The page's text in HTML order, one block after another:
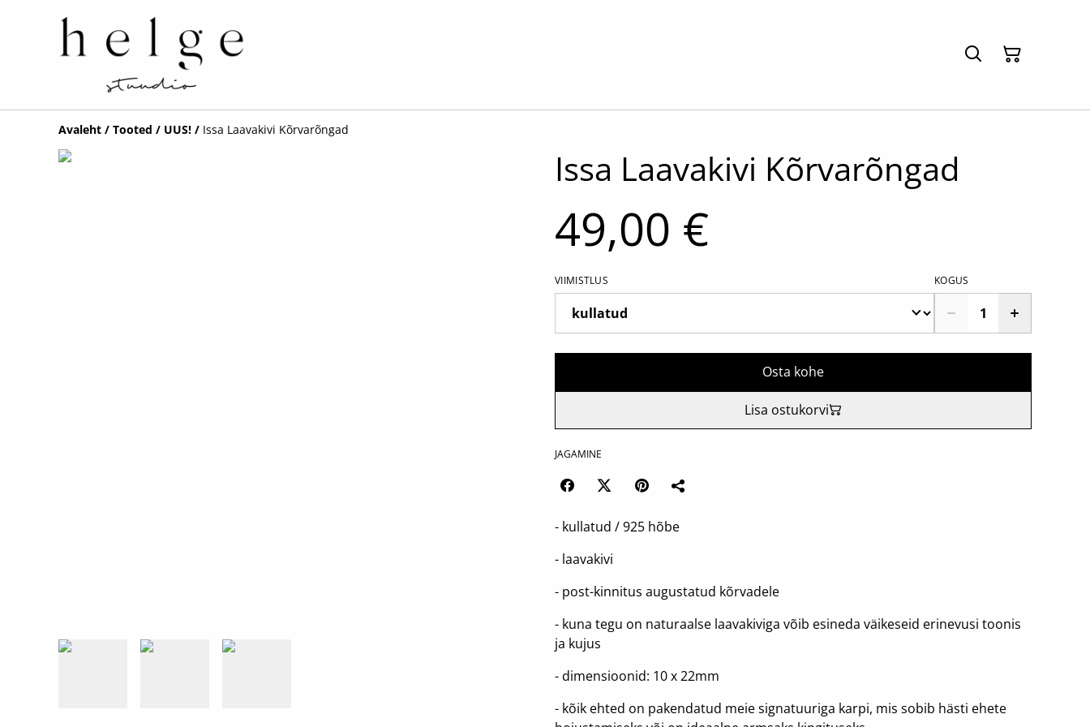
Avaleht / Tooted / UUS! / Issa Laavakivi Kõrvarõngad
Issa Laavakivi Kõrvarõngad
49,00 €
VIIMISTLUS KOGUS
Osta kohe
Lisa ostukorvi
JAGAMINE
- kullatud / 925 hõbe
- laavakivi
- post-kinnitus augustatud kõrvadele
- kuna tegu on naturaalse laavakiviga võib esineda väikeseid erinevusi toonis
ja kujus
- dimensioonid: 10 x 22mm
- kõik ehted on pakendatud meie signatuuriga karpi, mis sobib hästi ehete